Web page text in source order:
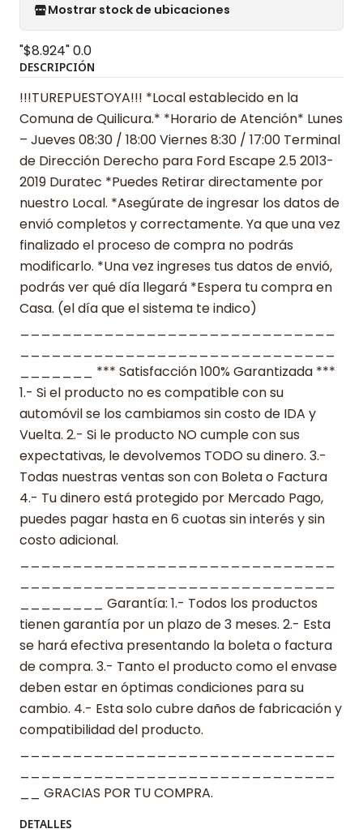
Mostrar stock de ubicaciones
"$8.924"0.0
DESCRIPCIÓN
!!!TUREPUESTOYA!!! *Local establecido en la
Comuna de Quilicura.* *Horario de Atención* Lunes
– Jueves 08:30 / 18:00 Viernes 8:30 / 17:00 Terminal
de Dirección Derecho para Ford Escape 2.5 2013-
2019 Duratec *Puedes Retirar directamente por
nuestro Local. *Asegúrate de ingresar los datos de
envió completos y correctamente. Ya que una vez
finalizado el proceso de compra no podrás
modificarlo. *Una vez ingreses tus datos de envió,
podrás ver qué día llegará *Espera tu compra en
Casa. (el día que el sistema te indico)
_______ *** Satisfacción 100% Garantizada ***
1.- Si el producto no es compatible con su
automóvil se los cambiamos sin costo de IDA y
Vuelta. 2.- Si le producto NO cumple con sus
expectativas, le devolvemos TODO su dinero. 3.-
Todas nuestras ventas son con Boleta o Factura
4.- Tu dinero está protegido por Mercado Pago,
puedes pagar hasta en 6 cuotas sin interés y sin
costo adicional.
________ Garantía: 1.- Todos los productos
tienen garantía por un plazo de 3 meses. 2.- Esta
se hará efectiva presentando la boleta o factura
de compra. 3.- Tanto el producto como el envase
deben estar en óptimas condiciones para su
cambio. 4.- Esta solo cubre daños de fabricación y
compatibilidad del producto.
__ GRACIAS POR TU COMPRA.
DETALLES